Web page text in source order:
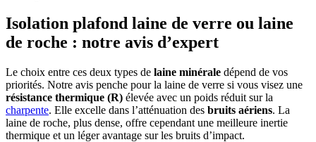
Isolation plafond laine de verre ou laine
de roche : notre avis d’expert
Le choix entre ces deux types de laine minérale dépend de vos
priorités. Notre avis penche pour la laine de verre si vous visez une
résistance thermique (R) élevée avec un poids réduit sur la
charpente. Elle excelle dans l’atténuation des bruits aériens. La
laine de roche, plus dense, offre cependant une meilleure inertie
thermique et un léger avantage sur les bruits d’impact.